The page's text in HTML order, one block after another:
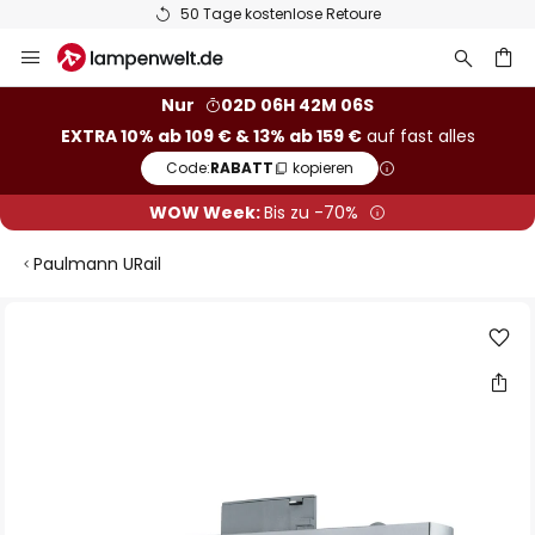
50 Tage kostenlose Retoure
Inhalt
Nur
02D 06H 42M 06S
EXTRA 10% ab 109 € & 13% ab 159 €auf fast alles
Code:RABATT kopieren
WOW Week:Bis zu -70%
Paulmann URail